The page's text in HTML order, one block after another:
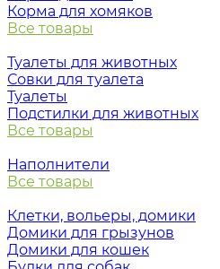
Корма для хомяков
Все товары
Туалеты для животных
Совки для туалета
Туалеты
Подстилки для животных
Все товары
Наполнители
Все товары
Клетки, вольеры, домики
Домики для грызунов
Домики для кошек